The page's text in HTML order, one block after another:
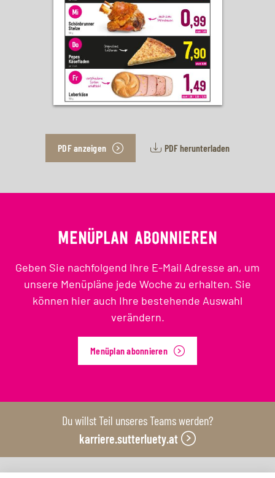
PDF anzeigen PDF herunterladen
MENÜPLAN ABONNIEREN
Geben Sie nachfolgend Ihre E-Mail Adresse an, um
unsere Menüpläne jede Woche zu erhalten. Sie
können hier auch Ihre bestehende Auswahl
verändern.
Menüplan abonnieren
Du willst Teil unseres Teams werden?
karriere.sutterluety.at
Unsere Produktionsbetriebe